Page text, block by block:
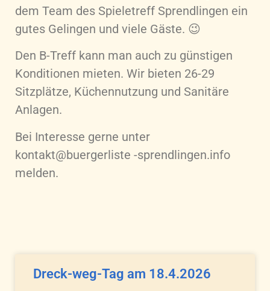
dem Team des Spieletreff Sprendlingen ein
gutes Gelingen und viele Gäste. 😉
Den B-Treff kann man auch zu günstigen
Konditionen mieten. Wir bieten 26-29
Sitzplätze, Küchennutzung und Sanitäre
Anlagen.
Bei Interesse gerne unter
kontakt@buergerliste -sprendlingen.info
melden.
Dreck-weg-Tag am 18.4.2026